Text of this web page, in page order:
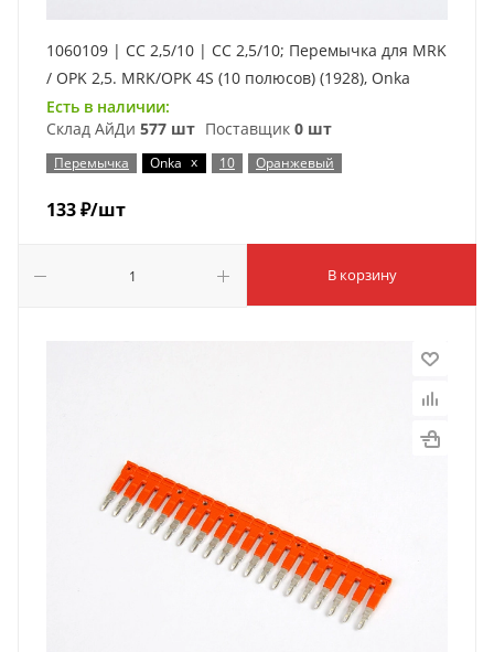
1060109 | CC 2,5/10 | CC 2,5/10; Перемычка для MRK
/ OPK 2,5. MRK/OPK 4S (10 полюсов) (1928), Onka
Есть в наличии:
Склад АйДи 577 шт Поставщик 0 шт
Перемычка Onka x 10 Оранжевый
133₽/шт
В корзину